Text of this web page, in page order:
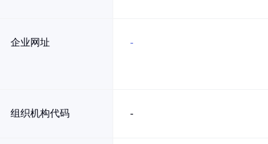
企业网址 -
组织机构代码 -